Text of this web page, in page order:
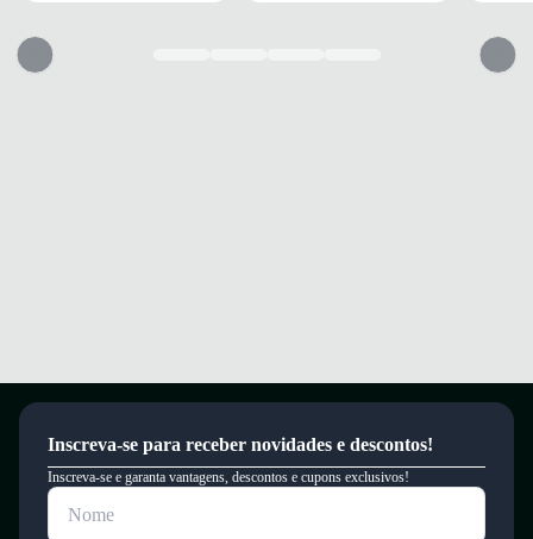
Inscreva-se para receber novidades e descontos!
Inscreva-se e garanta vantagens, descontos e cupons exclusivos!